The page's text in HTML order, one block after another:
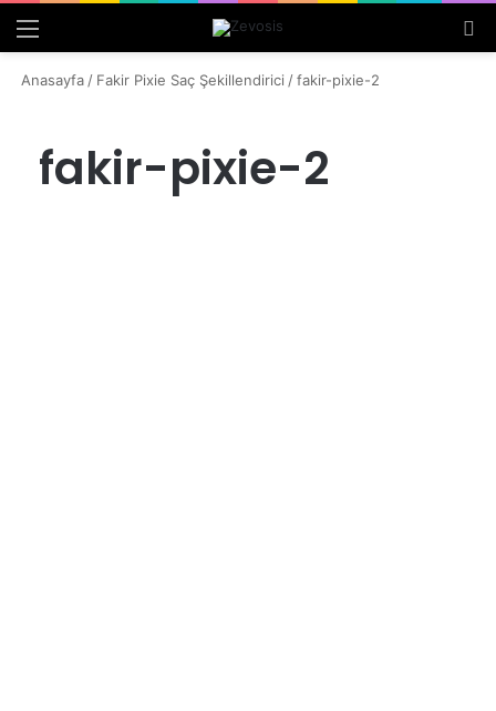
Menü
Anasayfa / Fakir Pixie Saç Şekillendirici /fakir-pixie-2
fakir-pixie-2